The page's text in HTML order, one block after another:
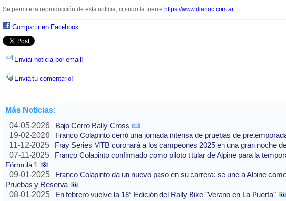
Se permite la reproducción de esta noticia, citando la fuente https://www.diarioc.com.ar
Compartir en Facebook
Enviar noticia por email!
Enviá tu comentario!
Más Noticias:
04-05-2026
Bajo Cerro Rally Cross
19-02-2026
Franco Colapinto cerró una jornada intensa de pruebas de
11-12-2025
Fray Series MTB coronará a los campeones 2025 en una gran noche
07-11-2025
Franco Colapinto confirmado como piloto titular de Alpine para la
Fórmula 1
09-01-2025
Franco Colapinto da un nuevo paso en su carrera: se une a Alpine
Pruebas y Reserva
08-01-2025
En febrero vuelve la 18° Edición del Rally Bike "Verano en La Puerta"